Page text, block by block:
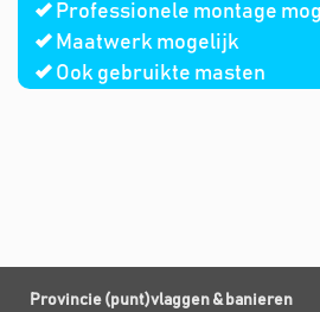
Professionele montage
Maatwerk mogelijk
Ook gebruikte masten
Provincie (punt)vlaggen & banieren